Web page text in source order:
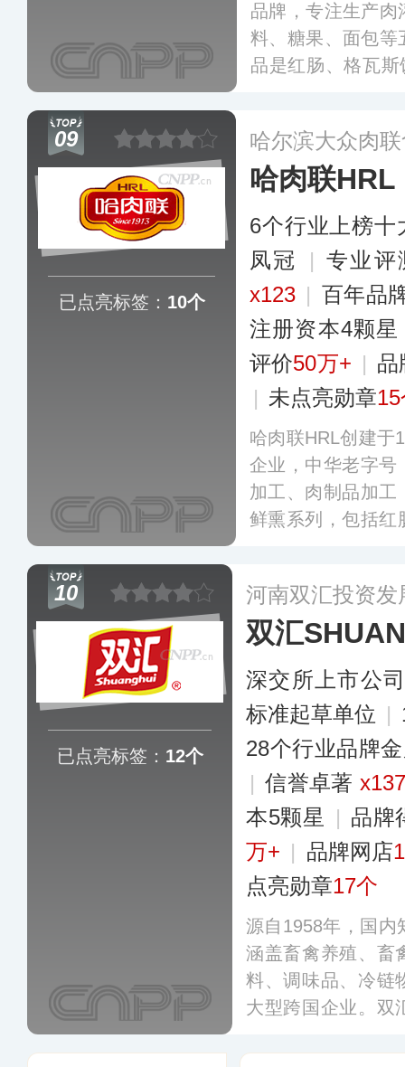
品牌，专注生产
料、糖果、面包等
品是红肠、格瓦斯
领域的标准制定者
售网络覆盖东三
09
已点亮标签： 10个
哈尔滨大众肉
哈肉联HRL
6个行业上榜十
凤冠
| 专业
x123 | 百年品
注册资本4颗星
评价50万+ | 品
| 未点亮勋章
哈肉联HRL创建于
企业，中华老字号
加工、肉制品加工
鲜熏系列，包括红
0多家连锁门店，
10
已点亮标签： 12个
河南双汇投资
双汇
深交所上市公
标准起草单位 |
28个行业品牌
| 信誉卓著
本5颗星
| 品牌
万+ | 品牌网店
点亮勋章17个
源自1958年，国内
涵盖畜禽养殖、畜
料、调味品、冷链
大型跨国企业。双